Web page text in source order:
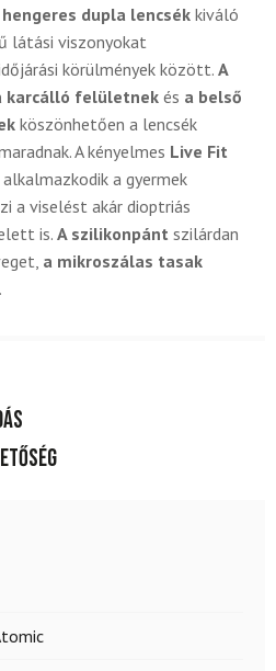
hengeres dupla lencsék kiváló
látási viszonyokat
körülmények között. A
karcálló felületnek és a belső
köszönhetően a lencsék
A kényelmes Live Fit
a gyermek
a viselést akár dioptriás
is.A szilikonpánt szilárdan
a mikroszálas tasak